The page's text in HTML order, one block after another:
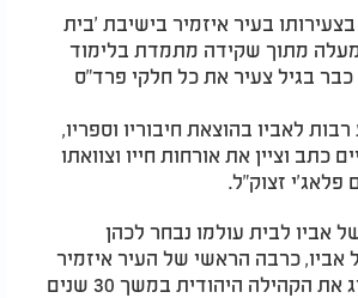
בעיר איזמיר בישיבת 'בית
מעלה מתוך שקידה מתמדת בלימוד
בגיל צעיר את כל חלקי פרד"ס
לאביו בהוצאת חיבוריו וספריו,
כתב וציין את אורחות חייו וצוואתו
פלאג'י זצוק"ל.
אביו לבית עולמו נבחר לכהן
כרבה הראשי של העיר איזמיר
שבטורקיה, והנהיג את הקהילה היהודית במשך 30 שנים